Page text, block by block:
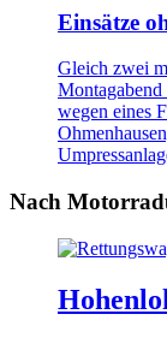
Einsätze
Gleich zwei
wegen eines
Nach